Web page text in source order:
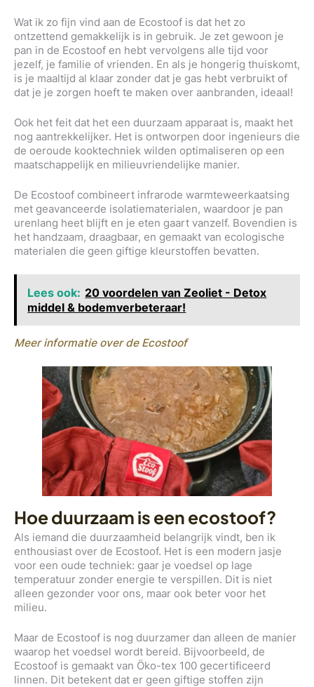
Wat ik zo fijn vind aan de Ecostoof is dat het zo
ontzettend gemakkelijk is in gebruik. Je zet gewoon je
pan in de Ecostoof en hebt vervolgens alle tijd voor
jezelf, je familie of vrienden. En als je hongerig thuiskomt,
is je maaltijd al klaar zonder dat je gas hebt verbruikt of
dat je je zorgen hoeft te maken over aanbranden, ideaal!
Ook het feit dat het een duurzaam apparaat is, maakt het
nog aantrekkelijker. Het is ontworpen door ingenieurs die
de oeroude kooktechniek wilden optimaliseren op een
maatschappelijk en milieuvriendelijke manier.
De Ecostoof combineert infrarode warmteweerkaatsing
met geavanceerde isolatiematerialen, waardoor je pan
urenlang heet blijft en je eten gaart vanzelf. Bovendien is
het handzaam, draagbaar, en gemaakt van ecologische
materialen die geen giftige kleurstoffen bevatten.
Lees ook: 20 voordelen van Zeoliet - Detox
middel & bodemverbeteraar!
Meer informatie over de Ecostoof
Hoe duurzaam is een ecostoof?
Als iemand die duurzaamheid belangrijk vindt, ben ik
enthousiast over de Ecostoof. Het is een modern jasje
voor een oude techniek: gaar je voedsel op lage
temperatuur zonder energie te verspillen. Dit is niet
alleen gezonder voor ons, maar ook beter voor het
milieu.
Maar de Ecostoof is nog duurzamer dan alleen de manier
waarop het voedsel wordt bereid. Bijvoorbeeld, de
Ecostoof is gemaakt van Öko-tex 100 gecertificeerd
linnen. Dit betekent dat er geen giftige stoffen zijn